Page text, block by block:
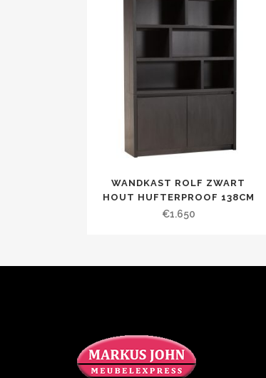
WANDKAST ROLF ZWART
HOUT HUFTERPROOF 138CM
€1.650